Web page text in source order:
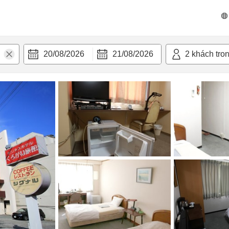
20/08/2026 21/08/2026 2 khách
nghi